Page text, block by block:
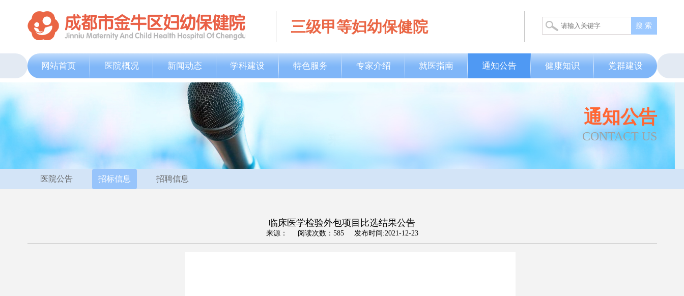
三级甲等妇幼保健院 搜 索
网站首页 医院概况 新闻动态 学科建设 特色服务 专家介绍 就医指南 通知公告 健康知识 党群建设
通知公告
CONTACT US
医院公告 招标信息 招聘信息
临床医学检验外包项目比选结果公告
来源： 阅读次数： 585 发布时间:2021-12-23